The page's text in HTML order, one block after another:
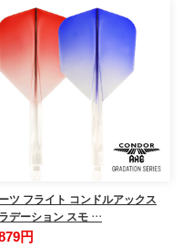
ツ フライト コンドルアックス
デーション スモ …
円